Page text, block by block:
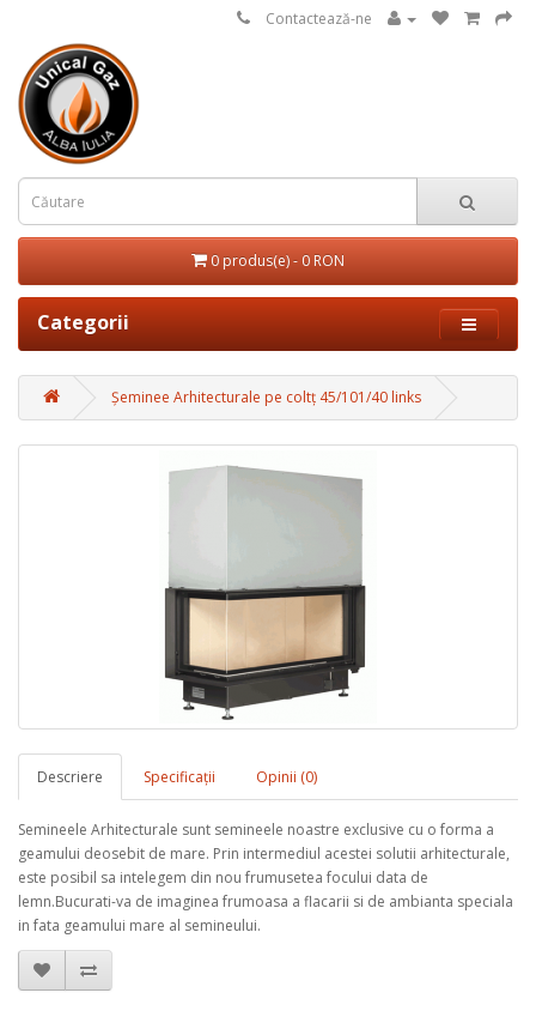
Contactează-ne
0 produs(e) - 0 RON
Categorii
Șeminee Arhitecturale pe coltț 45/101/40 links
Descriere Specificaţii Opinii (0)
Semineele Arhitecturale sunt semineele noastre exclusive cu o forma a
geamului deosebit de mare. Prin intermediul acestei solutii arhitecturale,
este posibil sa intelegem din nou frumusetea focului data de
lemn.Bucurati-va de imaginea frumoasa a flacarii si de ambianta speciala
in fata geamului mare al semineului.